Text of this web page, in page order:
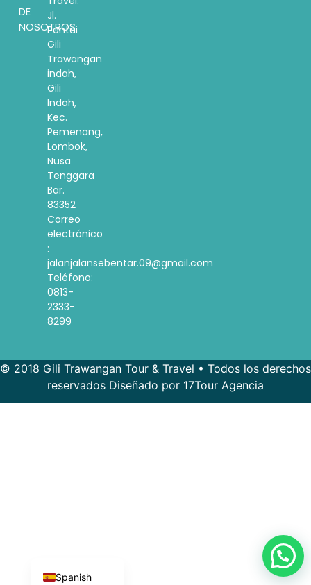
DE
NOSOTROS
Jl.
Pantai
Gili
Trawangan
indah,
Gili
Indah,
Kec.
Pemenang,
Lombok,
Nusa
Tenggara
Bar.
83352
Correo
electrónico
:
jalanjalansebentar.09@gmail.com
Teléfono:
0813-
2333-
8299
© 2018 Gili Trawangan Tour & Travel • Todos los derechos
reservados Diseñado por 17Tour Agencia
Spanish